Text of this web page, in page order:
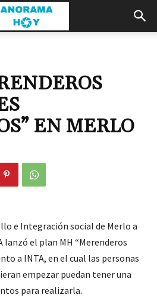
EN MERLO
e Integración social de Merlo a
lanzó el plan MH “Merenderos
a INTA, en el cual las personas
empezar puedan tener una
para realizarla.